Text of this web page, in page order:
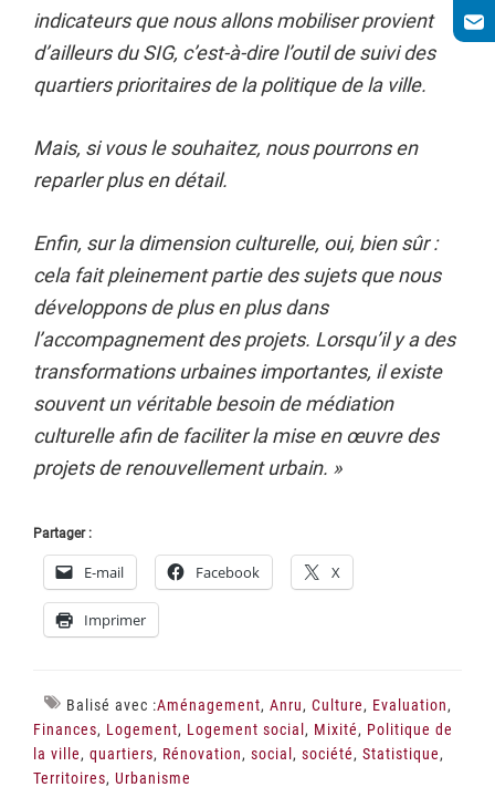
indicateurs que nous allons mobiliser provient
d’ailleurs du SIG, c’est-à-dire l’outil de suivi des
quartiers prioritaires de la politique de la ville.
Mais, si vous le souhaitez, nous pourrons en
reparler plus en détail.
Enfin, sur la dimension culturelle, oui, bien sûr :
cela fait pleinement partie des sujets que nous
développons de plus en plus dans
l’accompagnement des projets. Lorsqu’il y a des
transformations urbaines importantes, il existe
souvent un véritable besoin de médiation
culturelle afin de faciliter la mise en œuvre des
projets de renouvellement urbain. »
Partager :
E-mail Facebook X
Imprimer
Balisé avec :Aménagement, Anru, Culture, Evaluation,
Finances, Logement, Logement social , Mixité, Politique de
la ville, quartiers, Rénovation, social , société, Statistique,
Territoires, Urbanisme